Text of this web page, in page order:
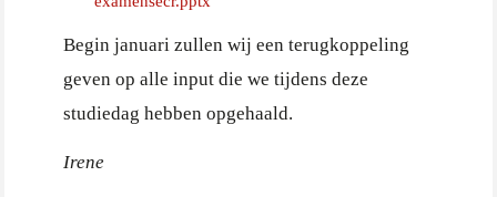
Begin januari zullen wij een terugkoppeling
geven op alle input die we tijdens deze
studiedag hebben opgehaald.
Irene